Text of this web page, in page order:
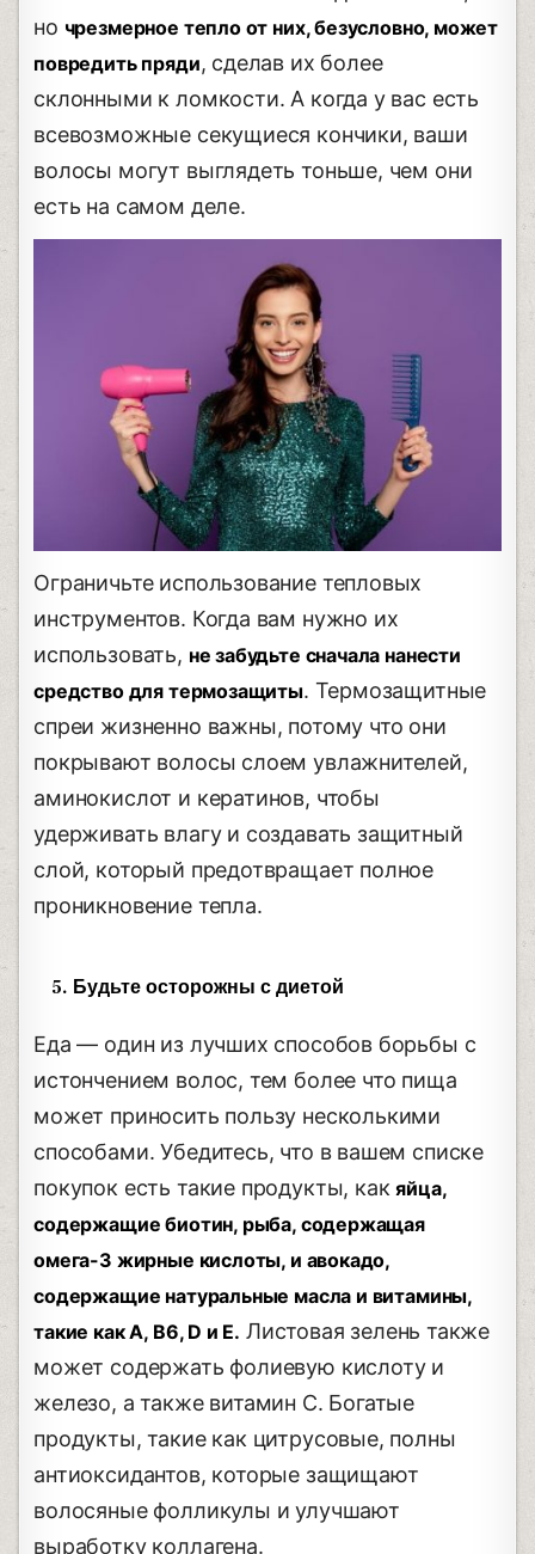
но чрезмерное тепло от них, безусловно, может
повредить пряди, сделав их более
склонными к ломкости. А когда у вас есть
всевозможные секущиеся кончики, ваши
волосы могут выглядеть тоньше, чем они
есть на самом деле.
Ограничьте использование тепловых
инструментов. Когда вам нужно их
использовать, не забудьте сначала нанести
средство для термозащиты. Термозащитные
спреи жизненно важны, потому что они
покрывают волосы слоем увлажнителей,
аминокислот и кератинов, чтобы
удерживать влагу и создавать защитный
слой, который предотвращает полное
проникновение тепла.
5. Будьте осторожны с диетой
Еда — один из лучших способов борьбы с
истончением волос, тем более что пища
может приносить пользу несколькими
способами. Убедитесь, что в вашем списке
покупок есть такие продукты, какяйца,
содержащие биотин, рыба, содержащая
омега-3 жирные кислоты, и авокадо,
содержащие натуральные масла и витамины,
такие как A, B6, D и E. Листовая зелень также
может содержать фолиевую кислоту и
железо, а также витамин C. Богатые
продукты, такие как цитрусовые, полны
антиоксидантов, которые защищают
волосяные фолликулы и улучшают
выработку коллагена.